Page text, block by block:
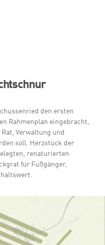
den ersten
Rahmenplan eingebracht,
Verwaltung und
soll. Herzstück der
renaturierten
für Fußgänger,